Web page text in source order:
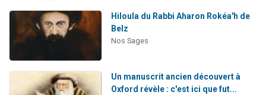
Hiloula du Rabbi Aharon Rokéa'h de
Belz
Nos Sages
Un manuscrit ancien découvert à
Oxford révèle : c'est ici que fut...